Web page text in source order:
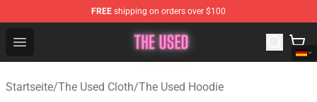
FREE shipping on orders over $100
Open menu
The Used Store - Official The Used Merchandise Shop
Startseite/The Used Cloth/The Used Hoodie